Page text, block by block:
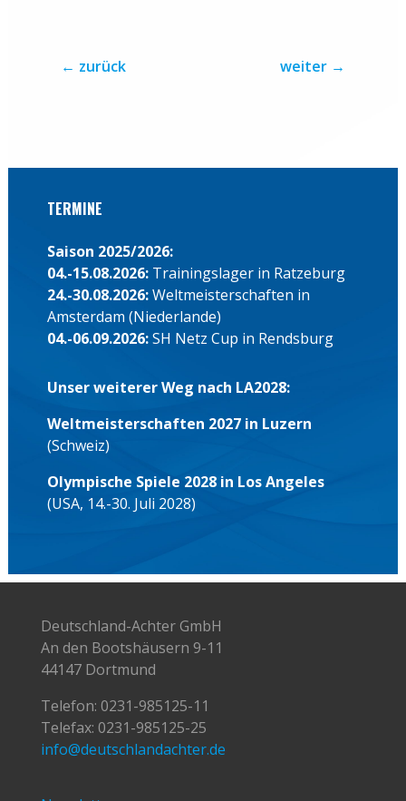
← zurück weiter →
TERMINE
Saison 2025/2026:
04.-15.08.2026: Trainingslager in Ratzeburg
24.-30.08.2026:Weltmeisterschaften in
Amsterdam (Niederlande)
04.-06.09.2026:SH Netz Cup in Rendsburg
Unser weiterer Weg nach LA2028:
Weltmeisterschaften 2027 in Luzern
(Schweiz)
Olympische Spiele 2028 in Los Angeles
(USA, 14.-30. Juli 2028)
Deutschland-Achter GmbH
An den Bootshäusern 9-11
44147 Dortmund
Telefon: 0231-985125-11
Telefax: 0231-985125-25
info@deutschlandachter.de